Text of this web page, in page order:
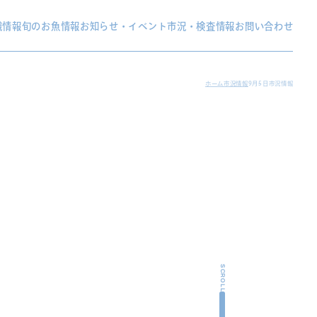
情報旬のお魚情報お知らせ・イベント市況・検査情報お問い合わせ
ホーム 市況情報9月5日市況情報
SCROLL